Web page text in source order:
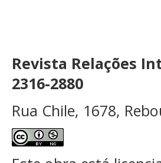
Revista Relações
2316-2880
Rua Chile, 1678,